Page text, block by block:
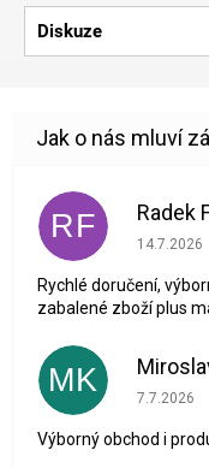
Diskuze
RF Radek
14.7.2026
Rychlé doručení,
zabalené zboží plus
MK 7.7.2026
Výborný obchod i